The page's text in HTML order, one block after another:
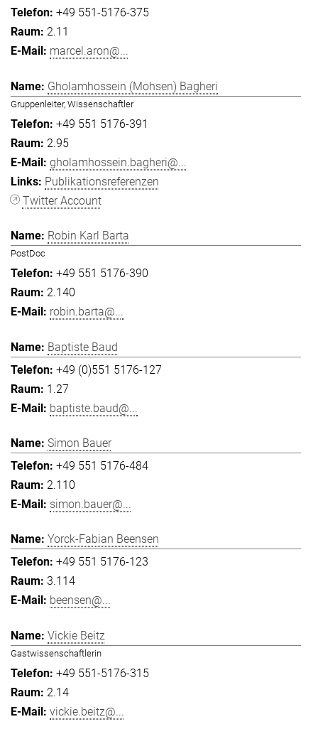
+49 551-5176-375
2.11
marcel.aron@...
Gholamhossein (Mohsen) Bagheri
Gruppenleiter, Wissenschaftler
+49 551 5176-391
2.95
gholamhossein.bagheri@...
Publikationsreferenzen
Twitter Account
Robin Karl Barta
PostDoc
+49 551 5176-390
2.140
robin.barta@...
Baptiste Baud
+49 (0)551 5176-127
1.27
baptiste.baud@...
Simon Bauer
+49 551 5176-484
2.110
simon.bauer@...
Yorck-Fabian Beensen
+49 551 5176-123
3.114
beensen@...
Vickie Beitz
Gastwissenschaftlerin
+49 551-5176-315
2.14
vickie.beitz@...